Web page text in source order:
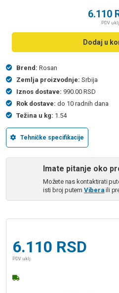
6.110
PDV
Dodaj u
Brend: Rosan
Zemlja proizvodnje: Srbija
Iznos dostave: 990.00 RSD
Rok dostave: do 10 radnih dana
Težina u kg: 1.54
Tehničke specifikacije
Imate pitanje oko
Možete nas kontaktirati
isti broj putem Vibera ili
6.110 RSD
PDV uklj.